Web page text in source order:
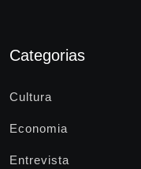
Categorias
Cultura
Economia
Entrevista